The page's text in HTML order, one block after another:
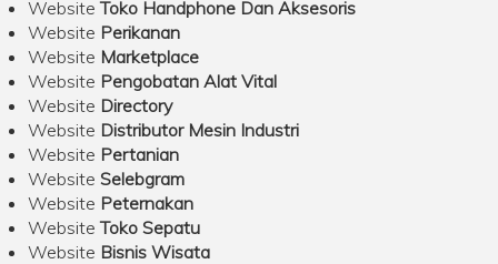
WebsiteToko Handphone Dan Aksesoris
Website Perikanan
Website Marketplace
Website Pengobatan Alat Vital
Website Directory
Website Distributor Mesin Industri
Website Pertanian
Website Selebgram
Website Peternakan
WebsiteToko Sepatu
Website Bisnis Wisata